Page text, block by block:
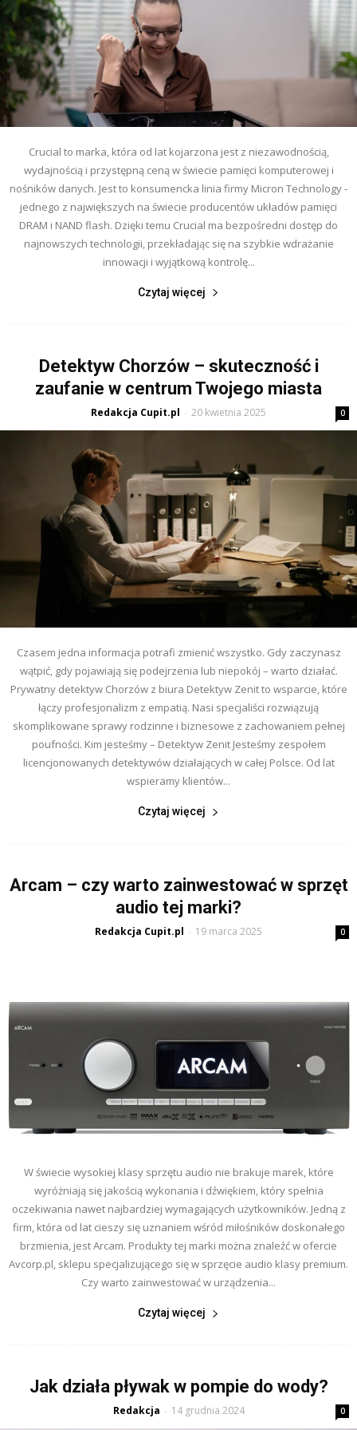
Crucial to marka, która od lat kojarzona jest z niezawodnością,
wydajnością i przystępną ceną w świecie pamięci komputerowej i
nośników danych. Jest to konsumencka linia firmy Micron Technology -
jednego z największych na świecie producentów układów pamięci
DRAM i NAND flash. Dzięki temu Crucial ma bezpośredni dostęp do
najnowszych technologii, przekładając się na szybkie wdrażanie
innowacji i wyjątkową kontrolę...
Czytaj więcej
Detektyw Chorzów – skuteczność i
zaufanie w centrum Twojego miasta
Redakcja Cupit.pl - 20 kwietnia 2025 0
Czasem jedna informacja potrafi zmienić wszystko. Gdy zaczynasz
wątpić, gdy pojawiają się podejrzenia lub niepokój – warto działać.
Prywatny detektyw Chorzów z biura Detektyw Zenit to wsparcie, które
łączy profesjonalizm z empatią. Nasi specjaliści rozwiązują
skomplikowane sprawy rodzinne i biznesowe z zachowaniem pełnej
poufności. Kim jesteśmy – Detektyw Zenit Jesteśmy zespołem
licencjonowanych detektywów działających w całej Polsce. Od lat
wspieramy klientów...
Czytaj więcej
Arcam – czy warto zainwestować w sprzęt
audio tej marki?
Redakcja Cupit.pl - 19 marca 2025 0
W świecie wysokiej klasy sprzętu audio nie brakuje marek, które
wyróżniają się jakością wykonania i dźwiękiem, który spełnia
oczekiwania nawet najbardziej wymagających użytkowników. Jedną z
firm, która od lat cieszy się uznaniem wśród miłośników doskonałego
brzmienia, jest Arcam. Produkty tej marki można znaleźć w ofercie
Avcorp.pl, sklepu specjalizującego się w sprzęcie audio klasy premium.
Czy warto zainwestować w urządzenia...
Czytaj więcej
Jak działa pływak w pompie do wody?
Redakcja - 14 grudnia 2024 0